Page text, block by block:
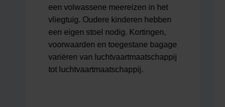
een volwassene meereizen in het
vliegtuig. Oudere kinderen hebben
een eigen stoel nodig. Kortingen,
voorwaarden en toegestane bagage
variëren van luchtvaartmaatschappij
tot luchtvaartmaatschappij.